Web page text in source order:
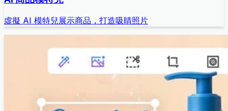
虛擬 AI 模特兒展示商品，打造吸睛照片